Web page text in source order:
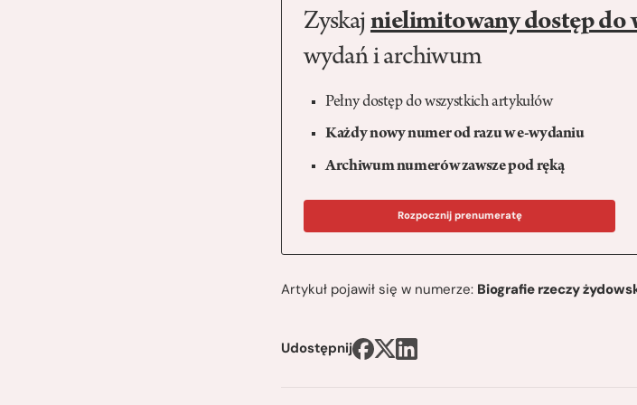
Zyskaj nielimitowany dostęp do
wydań i archiwum
Pełny dostęp do wszystkich artykułów
Każdy nowy numer od razu w e-wydaniu
Archiwum numerów zawsze pod ręką
Rozpocznij prenumeratę
Artykuł pojawił się w numerze: Biografie rzeczy
Udostępnij